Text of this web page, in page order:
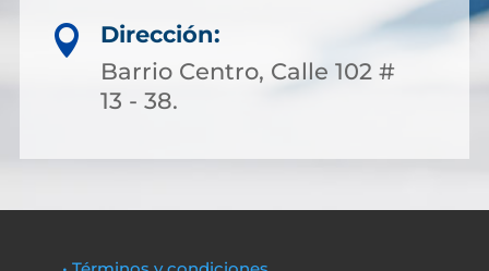

Dirección:
Barrio Centro, Calle 102 #
13 - 38.